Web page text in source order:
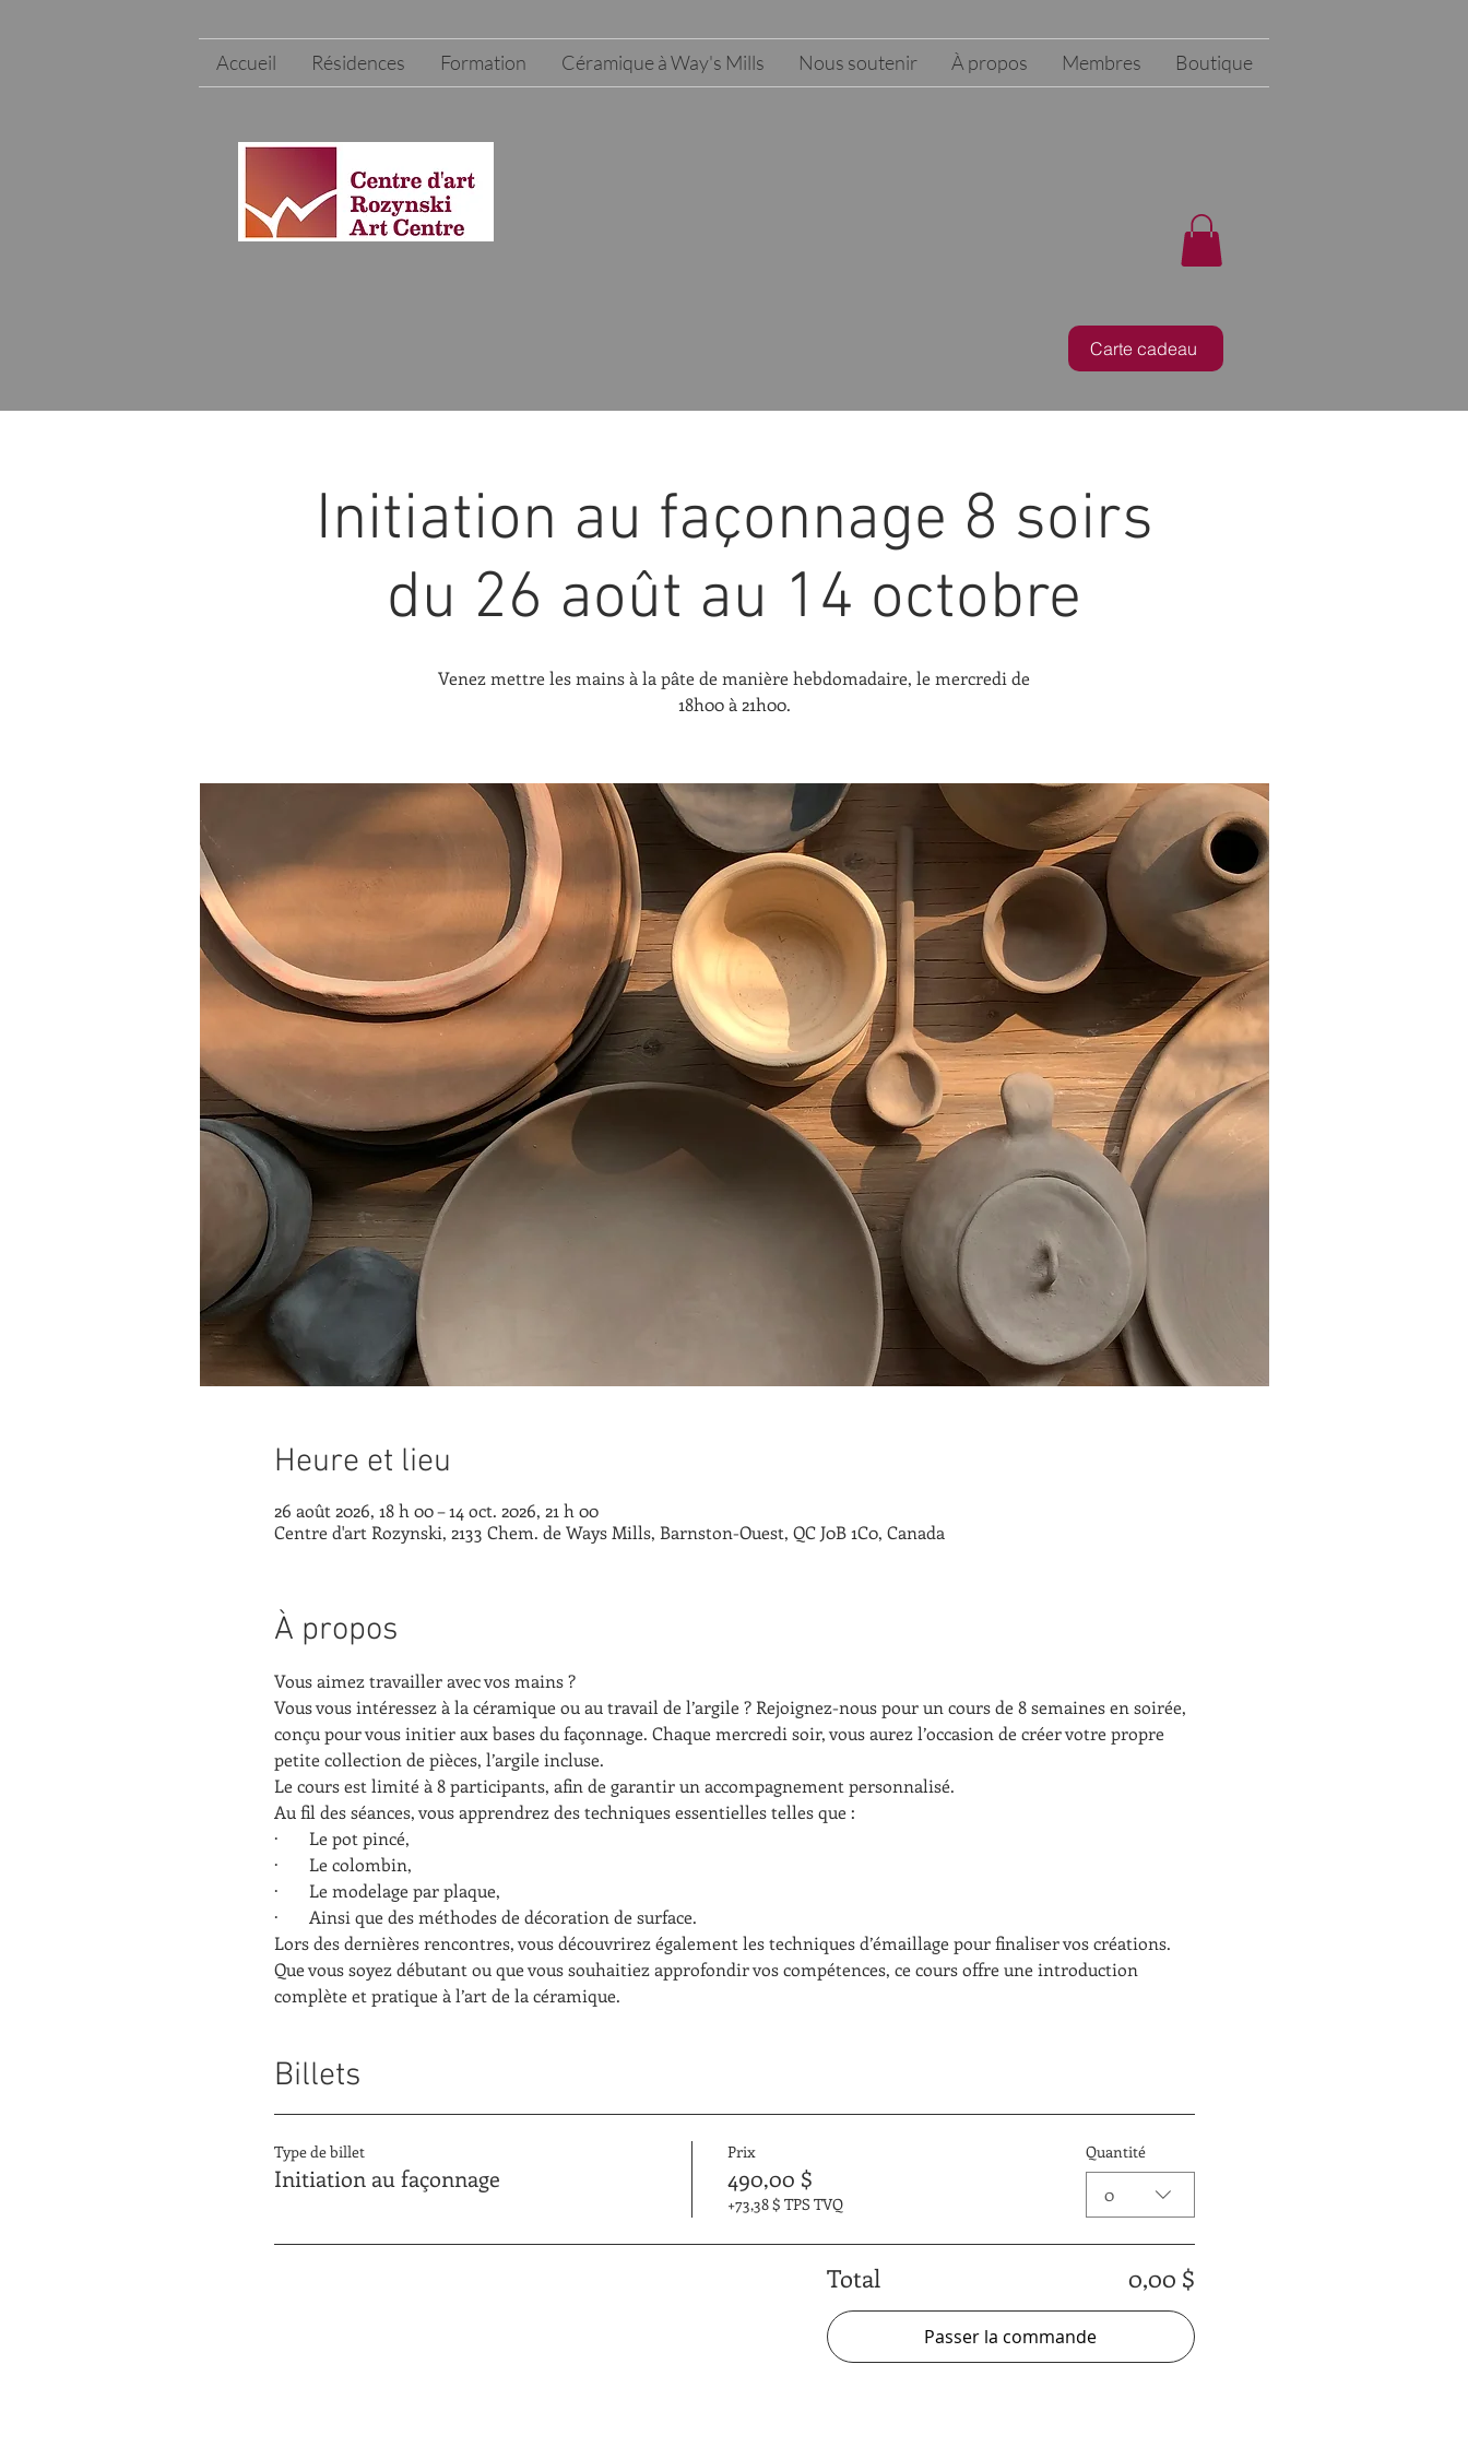
Accueil Résidences Formation Céramique à Way's Mills Nous soutenir À propos Membres Boutique
Carte cadeau
Initiation au façonnage 8 soirs
du 26 août au 14 octobre
Venez mettre les mains à la pâte de manière hebdomadaire, le mercredi de
18h00 à 21h00.
Heure et lieu
26 août 2026, 18 h 00 – 14 oct. 2026, 21 h 00
Centre d'art Rozynski, 2133 Chem. de Ways Mills, Barnston-Ouest, QC J0B 1C0, Canada
À propos
Vous aimez travailler avec vos mains ?
Vous vous intéressez à la céramique ou au travail de l’argile ? Rejoignez-nous pour un cours de 8 semaines en soirée,
conçu pour vous initier aux bases du façonnage. Chaque mercredi soir, vous aurez l’occasion de créer votre propre
petite collection de pièces, l’argile incluse.
Le cours est limité à 8 participants, afin de garantir un accompagnement personnalisé.
Au fil des séances, vous apprendrez des techniques essentielles telles que :
·       Le pot pincé,
·       Le colombin,
·       Le modelage par plaque,
·       Ainsi que des méthodes de décoration de surface.
Lors des dernières rencontres, vous découvrirez également les techniques d’émaillage pour finaliser vos créations.
Que vous soyez débutant ou que vous souhaitiez approfondir vos compétences, ce cours offre une introduction
complète et pratique à l’art de la céramique.
Billets
Type de billet
Initiation au façonnage
Prix
490,00 $
+73,38 $ TPS TVQ
Quantité
0
Total 0,00 $
Passer la commande